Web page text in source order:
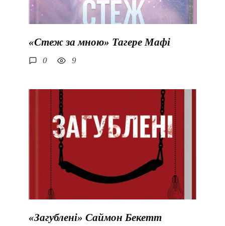
«Стеж за мною» Тагере Мафі
0 9
«Загублені» Саймон Бекетт